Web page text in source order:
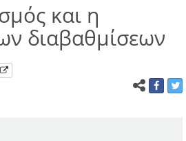
και η
διαβαθμίσεων